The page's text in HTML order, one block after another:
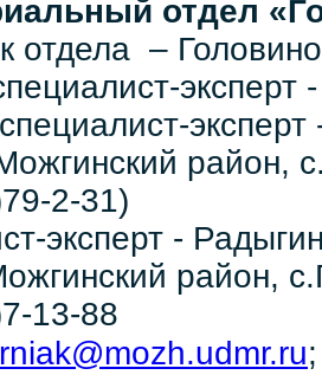
отдел
отдела –
район,
2-31)
эксперт -
район,
13-88